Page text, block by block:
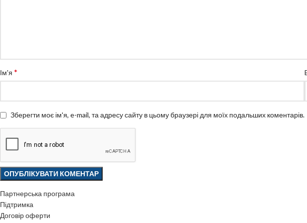
Ім'я *
Зберегти моє ім'я, e-mail, та адресу сайту в цьому браузері для моїх подальших коментарів.
Партнерська програма
Підтримка
Договір оферти